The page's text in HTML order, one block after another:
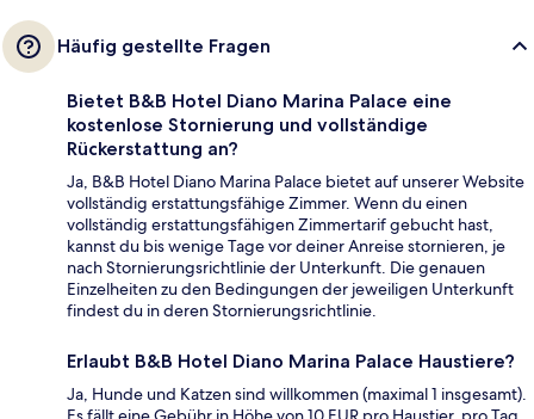
Häufig gestellte Fragen
Bietet B&B Hotel Diano Marina Palace eine
kostenlose Stornierung und vollständige
Rückerstattung an?
Ja, B&B Hotel Diano Marina Palace bietet auf unserer Website
vollständig erstattungsfähige Zimmer. Wenn du einen
vollständig erstattungsfähigen Zimmertarif gebucht hast,
kannst du bis wenige Tage vor deiner Anreise stornieren, je
nach Stornierungsrichtlinie der Unterkunft. Die genauen
Einzelheiten zu den Bedingungen der jeweiligen Unterkunft
findest du in deren Stornierungsrichtlinie.
Erlaubt B&B Hotel Diano Marina Palace Haustiere?
Ja, Hunde und Katzen sind willkommen (maximal 1 insgesamt).